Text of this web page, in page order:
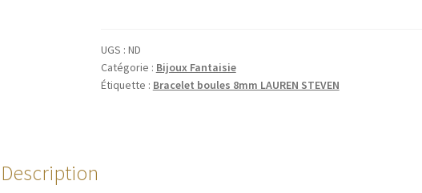
UGS : ND
Catégorie : Bijoux Fantaisie
Étiquette : Bracelet boules 8mm LAUREN STEVEN
Description